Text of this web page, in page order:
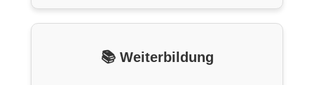
📚 Weiterbildung